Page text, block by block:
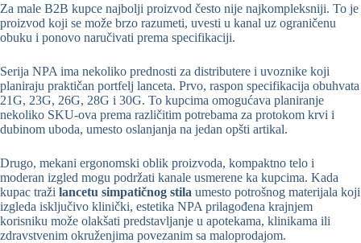
Za male B2B kupce najbolji proizvod često nije najkompleksniji. To je
proizvod koji se može brzo razumeti, uvesti u kanal uz ograničenu
obuku i ponovo naručivati prema specifikaciji.
Serija NPA ima nekoliko prednosti za distributere i uvoznike koji
planiraju praktičan portfelj lanceta. Prvo, raspon specifikacija obuhvata
21G, 23G, 26G, 28G i 30G. To kupcima omogućava planiranje
nekoliko SKU-ova prema različitim potrebama za protokom krvi i
dubinom uboda, umesto oslanjanja na jedan opšti artikal.
Drugo, mekani ergonomski oblik proizvoda, kompaktno telo i
moderan izgled mogu podržati kanale usmerene ka kupcima. Kada
kupac traži lancetu simpatičnog stila umesto potrošnog materijala koji
izgleda isključivo klinički, estetika NPA prilagođena krajnjem
korisniku može olakšati predstavljanje u apotekama, klinikama ili
zdravstvenim okruženjima povezanim sa maloprodajom.